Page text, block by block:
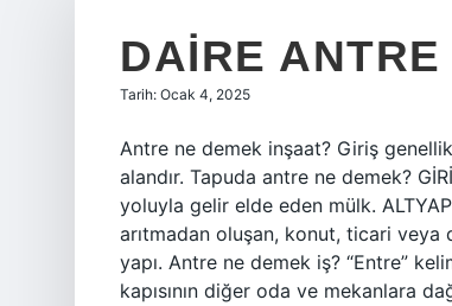
DAIRE
Tarih: Ocak 4, 2025
Antre ne demek inşaat? Giriş
alandır. Tapuda antre ne demek?
yoluyla gelir elde eden mülk.
arıtmadan oluşan, konut, ticari veya
yapı. Antre ne demek iş? “Entre”
kapısının diğer oda ve mekanlara